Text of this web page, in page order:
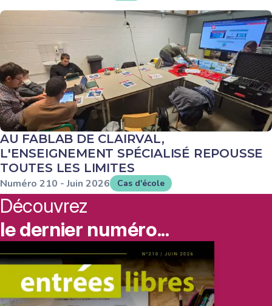
AU FABLAB DE CLAIRVAL,
L'ENSEIGNEMENT SPÉCIALISÉ REPOUSSE
TOUTES LES LIMITES
Numéro 210 - Juin 2026 Cas d'école
Découvrez
le dernier numéro...